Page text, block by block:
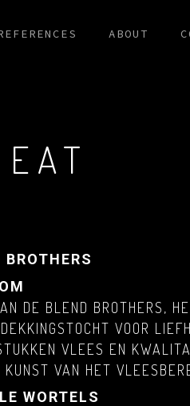
ABOUT
DE BLEND BROTHERS,
VOOR
VLEES EN
VAN HET
WORTELS